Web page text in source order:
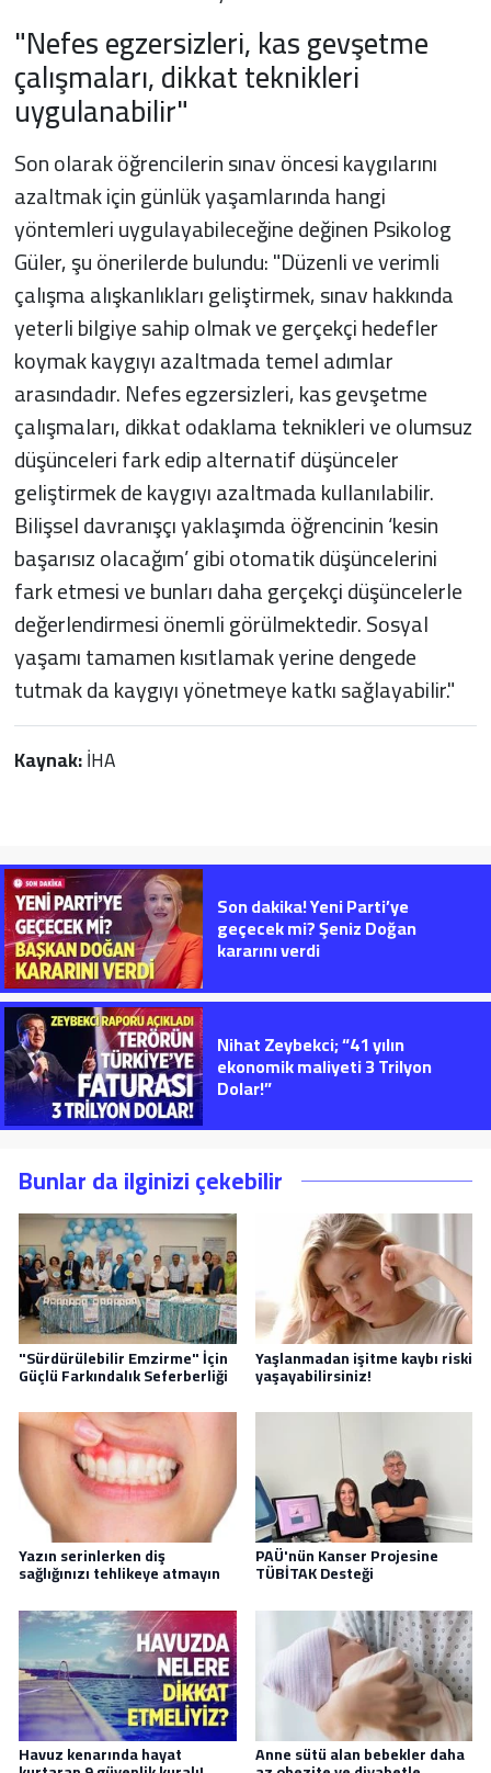
"Nefes egzersizleri, kas gevşetme
çalışmaları, dikkat teknikleri
uygulanabilir"
Son olarak öğrencilerin sınav öncesi kaygılarını
azaltmak için günlük yaşamlarında hangi
yöntemleri uygulayabileceğine değinen Psikolog
Güler, şu önerilerde bulundu: "Düzenli ve verimli
çalışma alışkanlıkları geliştirmek, sınav hakkında
yeterli bilgiye sahip olmak ve gerçekçi hedefler
koymak kaygıyı azaltmada temel adımlar
arasındadır. Nefes egzersizleri, kas gevşetme
çalışmaları, dikkat odaklama teknikleri ve olumsuz
düşünceleri fark edip alternatif düşünceler
geliştirmek de kaygıyı azaltmada kullanılabilir.
Bilişsel davranışçı yaklaşımda öğrencinin ‘kesin
başarısız olacağım’ gibi otomatik düşüncelerini
fark etmesi ve bunları daha gerçekçi düşüncelerle
değerlendirmesi önemli görülmektedir. Sosyal
yaşamı tamamen kısıtlamak yerine dengede
tutmak da kaygıyı yönetmeye katkı sağlayabilir."
Kaynak:İHA
Son dakika! Yeni Parti’ye
geçecek mi? Şeniz Doğan
kararını verdi
Nihat Zeybekci; “41 yılın
ekonomik maliyeti 3 Trilyon
Dolar!”
Bunlar da ilginizi çekebilir
"Sürdürülebilir Emzirme" İçin
Güçlü Farkındalık Seferberliği
Yaşlanmadan işitme kaybı riski
yaşayabilirsiniz!
Yazın serinlerken diş
sağlığınızı tehlikeye atmayın
PAÜ'nün Kanser Projesine
TÜBİTAK Desteği
Havuz kenarında hayat Anne sütü alan bebekler daha